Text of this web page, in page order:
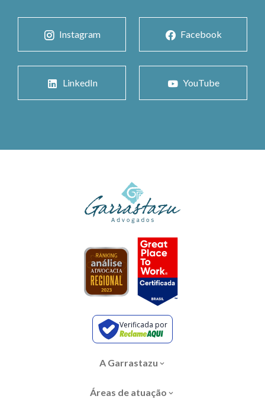
Instagram Facebook
LinkedIn YouTube
Verificada por
A Garrastazu
Áreas de atuação